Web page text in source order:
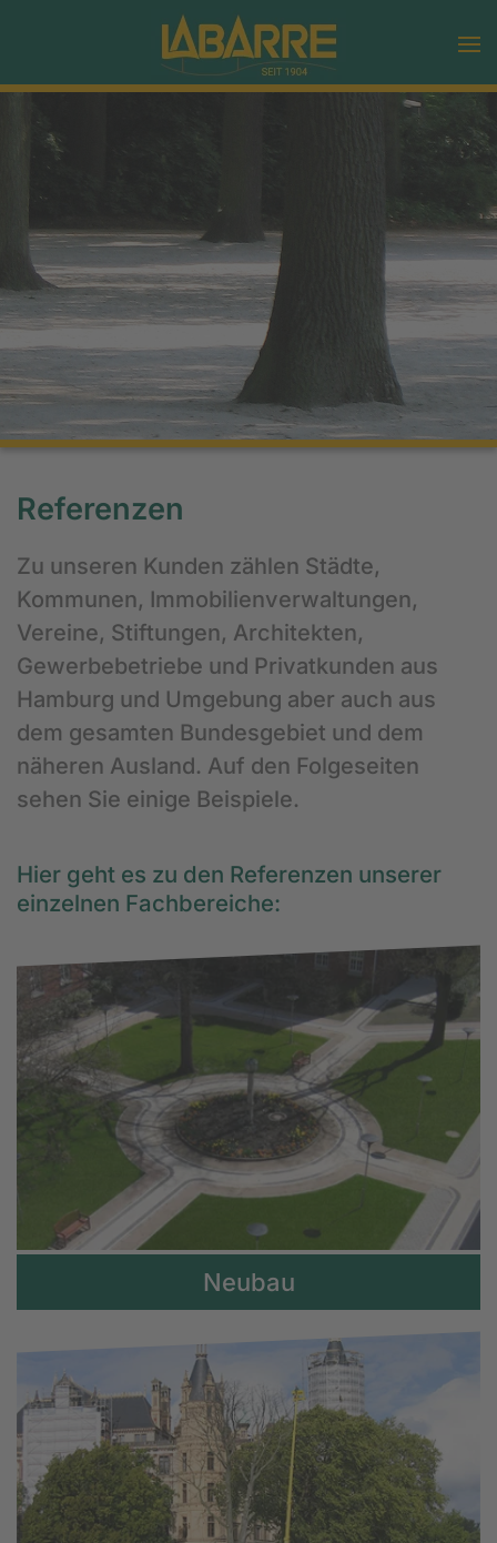
Referenzen
Zu unseren Kunden zählen Städte,
Kommunen, Immobilienverwaltungen,
Vereine, Stiftungen, Architekten,
Gewerbebetriebe und Privatkunden aus
Hamburg und Umgebung aber auch aus
dem gesamten Bundesgebiet und dem
näheren Ausland. Auf den Folgeseiten
sehen Sie einige Beispiele.
Hier geht es zu den Referenzen unserer
einzelnen Fachbereiche:
Neubau